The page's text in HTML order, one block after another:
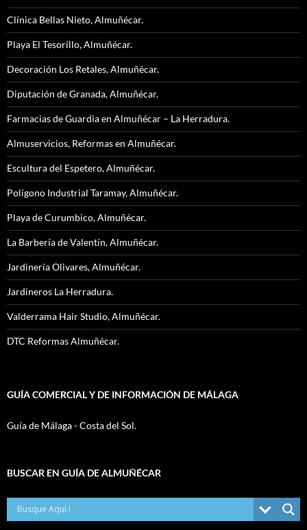
Clínica Bellas Nieto, Almuñécar.
Playa El Tesorillo, Almuñécar.
Decoración Los Retales, Almuñécar.
Diputación de Granada, Almuñécar.
Farmacias de Guardia en Almuñécar – La Herradura.
Almuservicios, Reformas en Almuñécar.
Escultura del Espetero, Almuñécar.
Polígono Industrial Taramay, Almuñécar.
Playa de Curumbico, Almuñécar.
La Barbería de Valentín, Almuñécar.
Jardinería Olivares, Almuñécar.
Jardineros La Herradura.
Valderrama Hair Studio, Almuñécar.
DTC Reformas Almuñécar.
GUÍA COMERCIAL Y DE INFORMACIÓN DE MÁLAGA
Guía de Málaga - Costa del Sol.
BUSCAR EN GUÍA DE ALMUÑÉCAR